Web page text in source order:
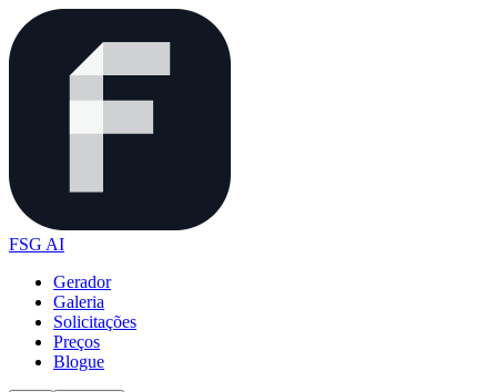
FSG AI
Gerador
Galeria
Solicitações
Preços
Blogue